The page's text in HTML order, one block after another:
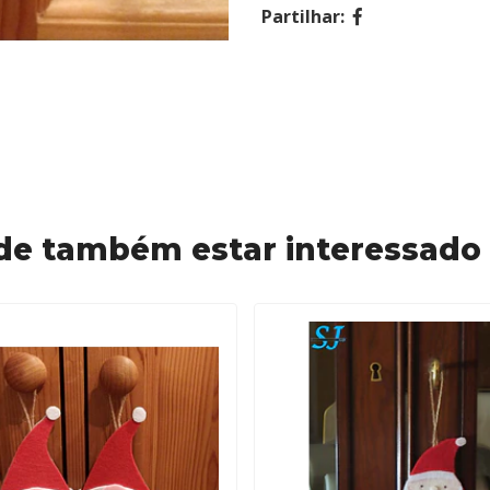
Partilhar:
também estar interessado